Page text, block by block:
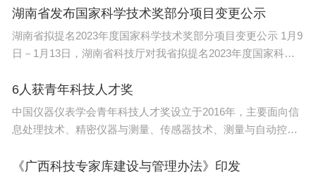
服务-转化落地-示范应用”的融合发展链条。
（ 本报记者 曹政）
湖南省发布国家科学技术奖部分项目变更公示
湖南省拟提名2023年度国家科学技术奖部分项目变更公示 1月9
日－1月13日，湖南省科技厅对我省拟提名2023年度国家科学
6人获青年科技人才奖
中国仪器仪表学会青年科技人才奖设立于2016年，主要面向信
息处理技术、精密仪器与测量、传感器技术、测量与自动控制
《广西科技专家库建设与管理办法》印发